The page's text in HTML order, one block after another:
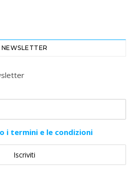
NEWSLETTER
i termini e le condizioni